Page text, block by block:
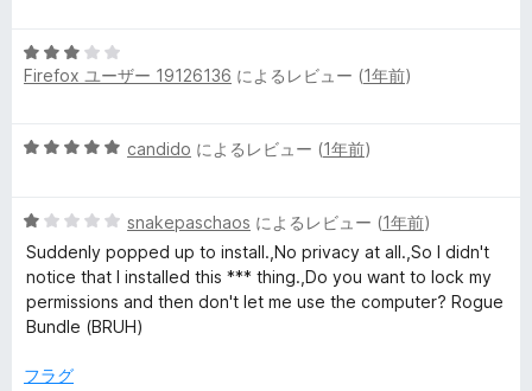
i
v
a
c
y
中
1
価
5
段
3
価
Firefox ユーザー 19126136 によるレビュー (1年前)
5
中
5
の
評
価
candido によるレビュー (1年前)
5
段
階
中
1
評
snakepaschaos によるレビュー (1年前)
Suddenly popped up to install.,No privacy at all.,So I didn't
notice that I installed this *** thing.,Do you want to lock my
permissions and then don't let me use the computer? Rogue
Bundle (BRUH)
フラグ